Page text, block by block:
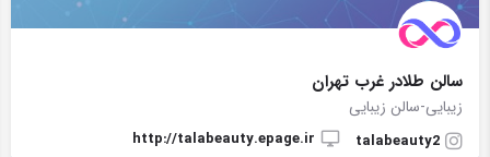
سالن طلادر غرب تهران
زیبایی-سالن زیبایی
talabeauty2
http://talabeauty.epage.ir